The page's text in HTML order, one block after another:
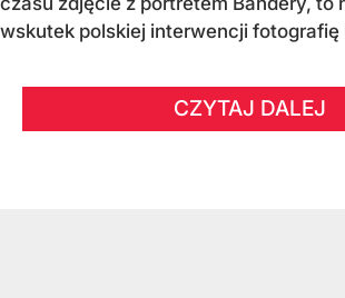
wskutek polskiej interwencji fotografię
CZYTAJ DALEJ